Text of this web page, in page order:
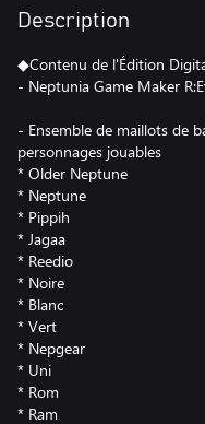
Description
◆Contenu de l'Édition
- Neptunia Game Maker
- Ensemble de maillots de
personnages jouables
* Older Neptune
* Neptune
* Pippih
* Jagaa
* Reedio
* Noire
* Blanc
* Vert
* Nepgear
* Uni
* Rom
* Ram